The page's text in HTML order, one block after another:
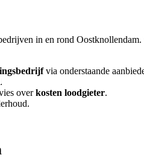
in en rond Oostknollendam.
via onderstaande
overkosten loodgieter.